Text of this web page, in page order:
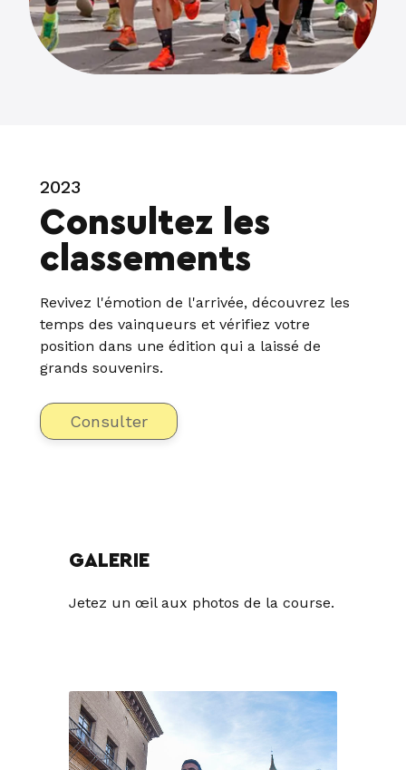
2023
Consultez les
classements
Revivez l'émotion de l'arrivée, découvrez les
temps des vainqueurs et vérifiez votre
position dans une édition qui a laissé de
grands souvenirs.
Consulter
GALERIE
Jetez un œil aux photos de la course.